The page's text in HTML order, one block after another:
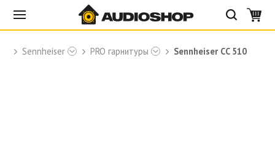
Sennheiser PRO гарнитуры Sennheiser CC 510